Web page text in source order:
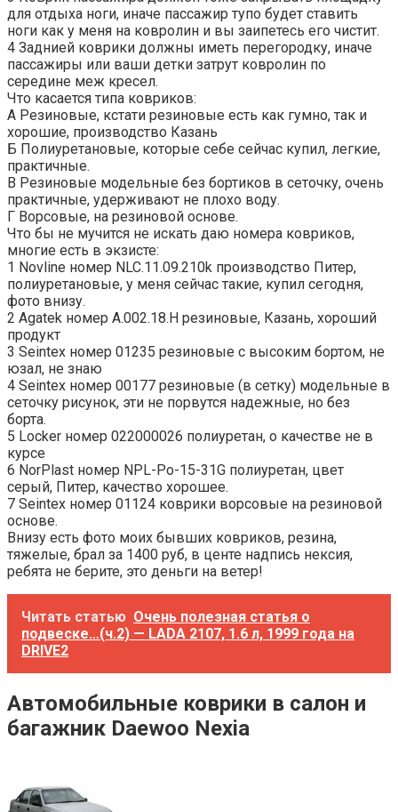
для отдыха ноги, иначе пассажир тупо будет ставить
ноги как у меня на ковролин и вы заипетесь его чистит.
4 Заднией коврики должны иметь перегородку, иначе
пассажиры или ваши детки затрут ковролин по
середине меж кресел.
Что касается типа ковриков:
А Резиновые, кстати резиновые есть как гумно, так и
хорошие, производство Казань
Б Полиуретановые, которые себе сейчас купил, легкие,
практичные.
В Резиновые модельные без бортиков в сеточку, очень
практичные, удерживают не плохо воду.
Г Ворсовые, на резиновой основе.
Что бы не мучится не искать даю номера ковриков,
многие есть в экзисте:
1 Novline номер NLC.11.09.210k производство Питер,
полиуретановые, у меня сейчас такие, купил сегодня,
фото внизу.
2 Agatek номер A.002.18.H резиновые, Казань, хороший
продукт
3 Seintex номер 01235 резиновые с высоким бортом, не
юзал, не знаю
4 Seintex номер 00177 резиновые (в сетку) модельные в
сеточку рисунок, эти не порвутся надежные, но без
борта.
5 Locker номер 022000026 полиуретан, о качестве не в
курсе
6 NorPlast номер NPL-Po-15-31G полиуретан, цвет
серый, Питер, качество хорошее.
7 Seintex номер 01124 коврики ворсовые на резиновой
основе.
Внизу есть фото моих бывших ковриков, резина,
тяжелые, брал за 1400 руб, в центе надпись нексия,
ребята не берите, это деньги на ветер!
Читать статью Очень полезная статья о
подвеске…(ч.2) — LADA 2107, 1.6 л, 1999 года на
DRIVE2
Автомобильные коврики в салон и
багажник Daewoo Nexia